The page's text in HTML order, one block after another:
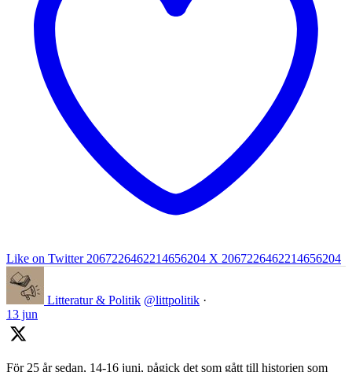
Like on Twitter 2067226462214656204 X 2067226462214656204
Litteratur & Politik @littpolitik ·
13 jun
För 25 år sedan, 14-16 juni, pågick det som gått till historien som